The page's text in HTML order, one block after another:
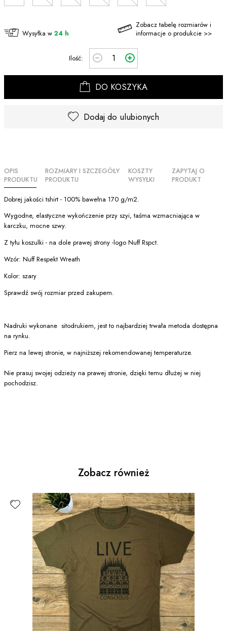
Wysyłka w 24 h
Zobacz tabelę rozmiarów i
informacje o produkcie >>
Ilość:
DO KOSZYKA
Dodaj do ulubionych
OPIS
PRODUKTU
ROZMIARY I SZCZEGÓŁY
PRODUKTU
KOSZTY
WYSYŁKI
ZAPYTAJ O
PRODUKT
Dobrej jakości tshirt - 100% bawełna 170 g/m2.
Wygodne, elastyczne wykończenie przy szyi, taśma wzmacniająca w
karczku, mocne szwy.
Z tyłu koszulki - na dole prawej strony -logo Nuff Rspct.
Wzór: Nuff Respekt Wreath
Kolor: szary
Sprawdź swój rozmiar przed zakupem.
Nadruki wykonane sitodrukiem, jest to najbardziej trwała metoda dostępna
na rynku.
Pierz na lewej stronie, w najniższej rekomendowanej temperaturze.
Nie prasuj swojej odzieży na prawej stronie, dzięki temu dłużej w niej
pochodzisz.
Zobacz również